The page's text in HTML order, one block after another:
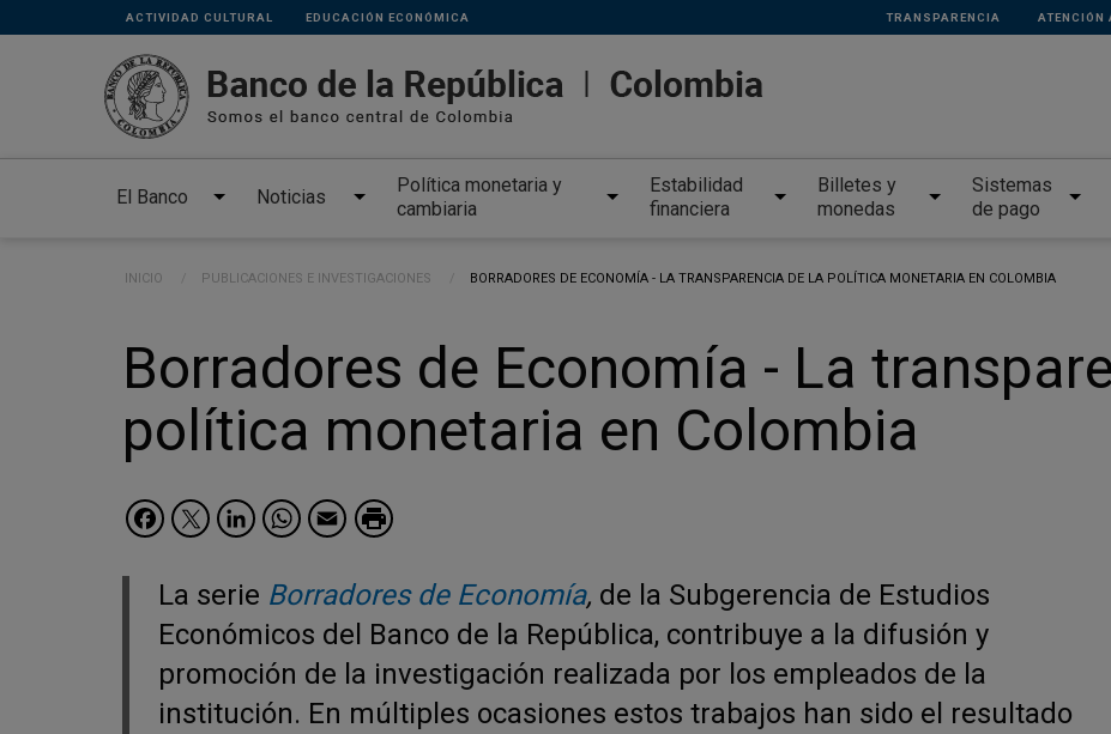
Pasar al contenido principal
Links
secundarios
ACTIVIDAD CULTURAL EDUCACIÓN ECONÓMICA TRANSPARENCIA ATENCIÓN
El Banco Noticias
Política monetaria y
cambiaria
Estabilidad
financiera
Billetes y
monedas
Sistemas
de pago
Ruta de navegación
INICIO PUBLICACIONES E INVESTIGACIONES CURRENT:
BORRADORES DE ECONOMÍA - LA TRANSPARENCIA DE LA POLÍTICA MONETARIA EN COLOMBIA
Borradores de Economía - La
política monetaria en Colombia
Facebook
Twitter
LinkedIn
WhatsApp
Email
La serie Borradores de Economía, de la Subgerencia de Estudios
Económicos del Banco de la República, contribuye a la difusión y
promoción de la investigación realizada por los empleados de la
institución. En múltiples ocasiones estos trabajos han sido el resultado